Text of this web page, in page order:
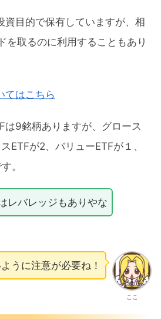
資目的で保有していますが、相
を取るのに利用することもあり
てはこちら
は9銘柄ありますが、グロース
ETFが2、バリューETFが１、
。
レバレッジもありやな
ここ
うに注意が必要ね！